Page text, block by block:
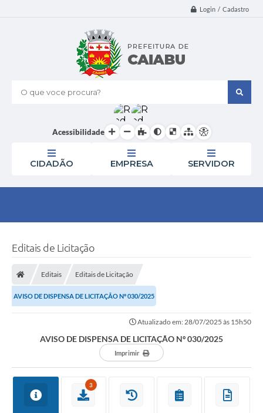
Login / Cadastro
O que voce procura?
Acessibilidade
CIDADÃO EMPRESA SERVIDOR
Editais de Licitação
Editais Editais de Licitação
AVISO DE DISPENSA DE LICITAÇÃO Nº 030/2025
Atualizado em: 28/07/2025 às 15h50
AVISO DE DISPENSA DE LICITAÇÃO Nº 030/2025
Imprimir
3